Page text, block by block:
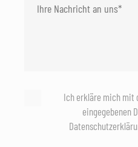
Ich erkläre mich mit
eingegebenen